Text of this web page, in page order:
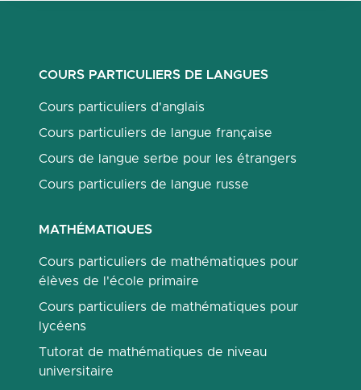
COURS PARTICULIERS DE LANGUES
Cours particuliers d'anglais
Cours particuliers de langue française
Cours de langue serbe pour les étrangers
Cours particuliers de langue russe
MATHÉMATIQUES
Cours particuliers de mathématiques pour
élèves de l'école primaire
Cours particuliers de mathématiques pour
lycéens
Tutorat de mathématiques de niveau
universitaire